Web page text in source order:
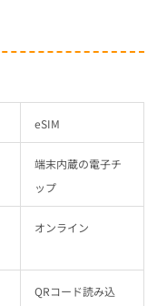
eSIM
端末内蔵の電子チ
ップ
オンライン
QRコード読み込